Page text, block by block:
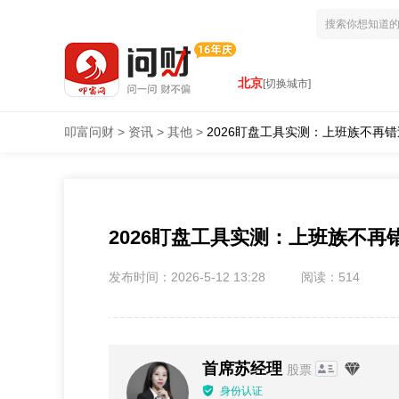
北京[切换城市]
叩富问财 > 资讯 > 其他 > 2026盯盘工具实测：上班族不再
2026盯盘工具实测：上班族不再
发布时间：2026-5-12 13:28 阅读：514
首席苏经理 股票
身份认证